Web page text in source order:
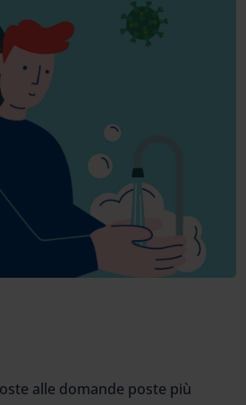
alle domande poste più